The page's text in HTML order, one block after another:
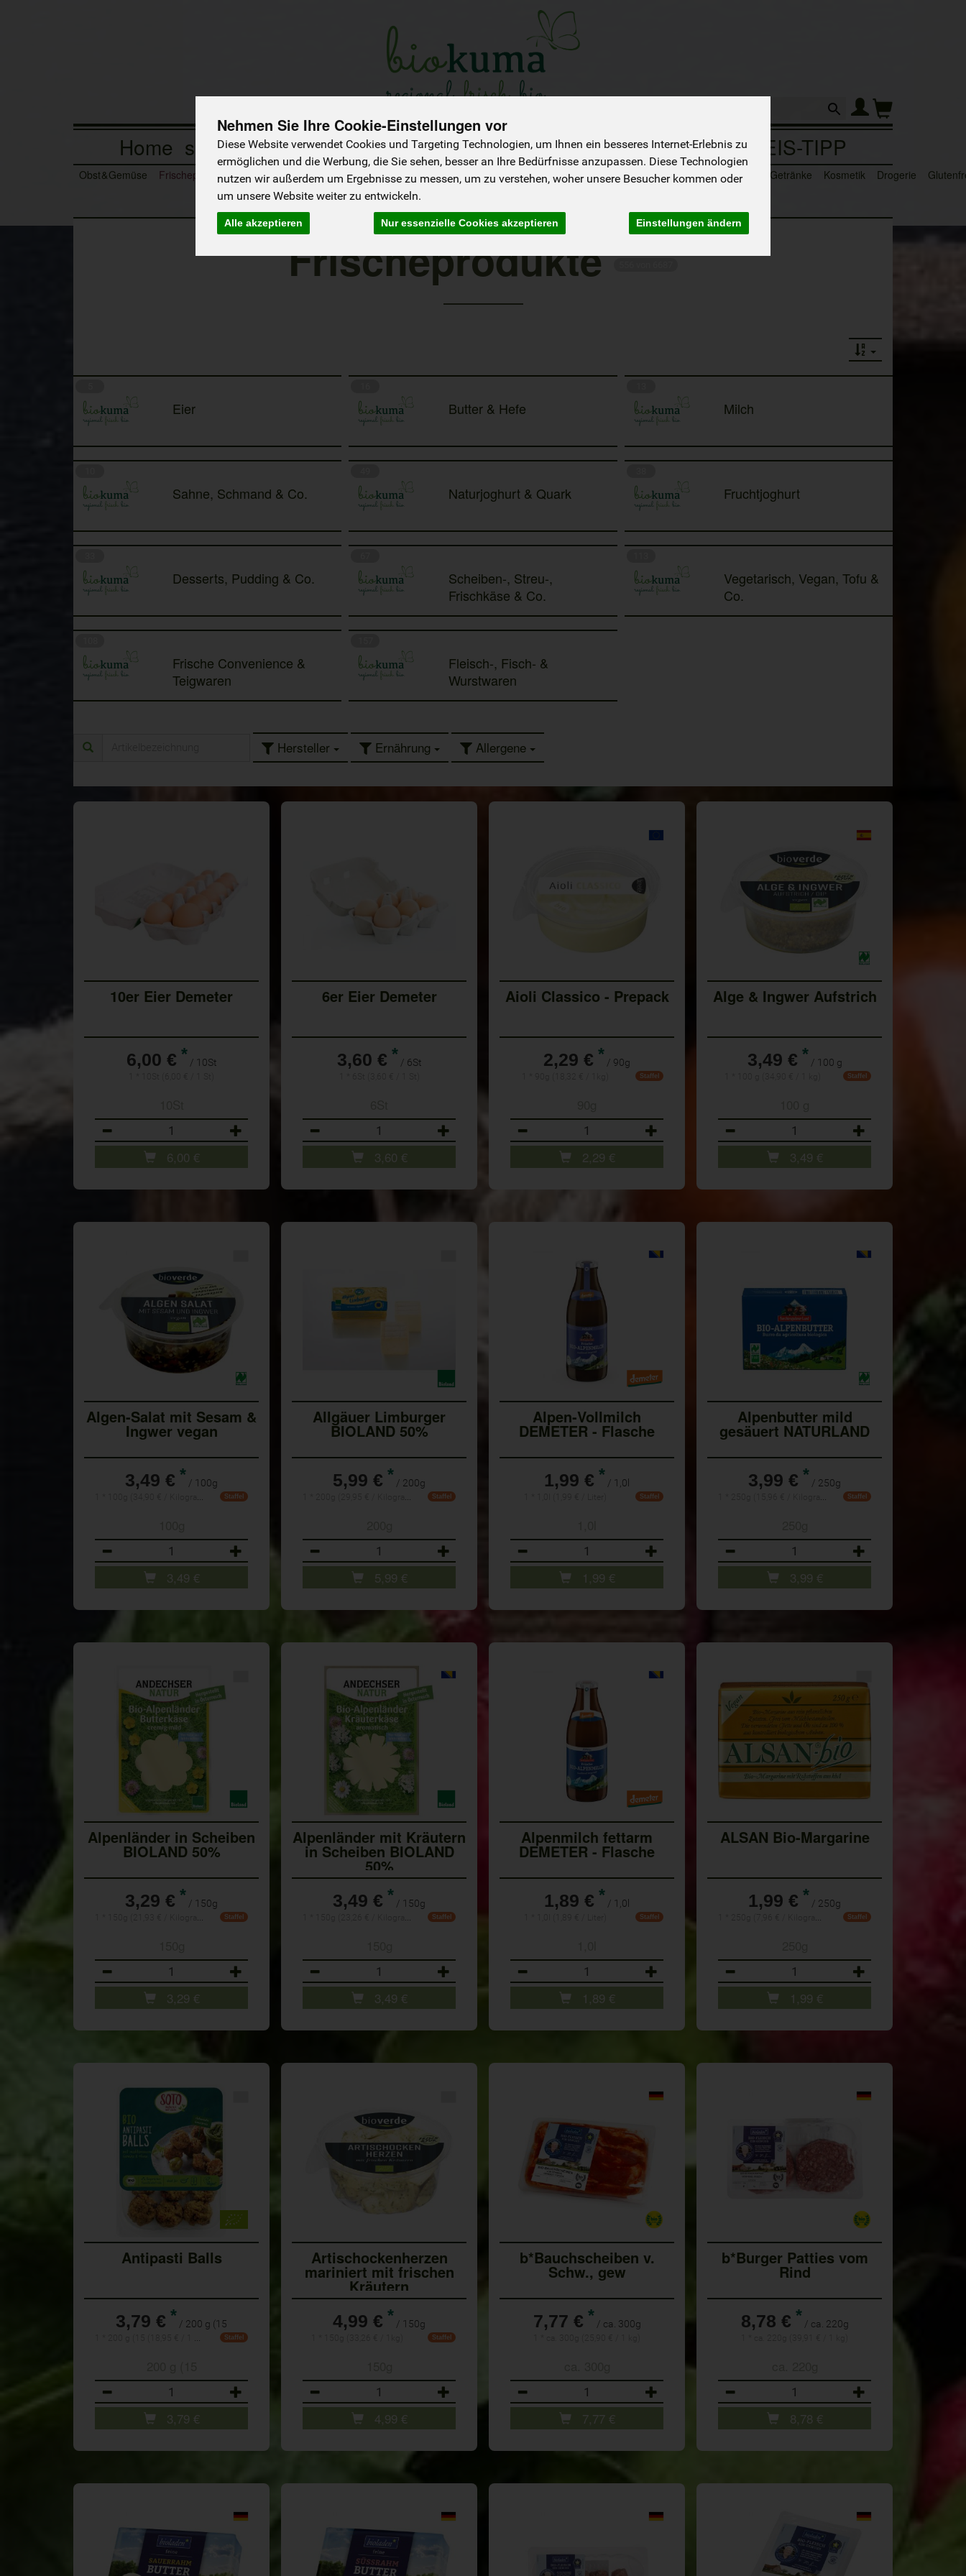
Nehmen Sie Ihre Cookie-Einstellungen vor
Diese Website verwendet Cookies und Targeting Technologien, um Ihnen ein besseres Internet-Erlebnis zu
ermöglichen und die Werbung, die Sie sehen, besser an Ihre Bedürfnisse anzupassen. Diese Technologien
nutzen wir außerdem um Ergebnisse zu messen, um zu verstehen, woher unsere Besucher kommen oder
um unsere Website weiter zu entwickeln.
Alle akzeptieren Nur essenzielle Cookies akzeptieren Einstellungen ändern
Obst & Gemüse Frischeprodukte Tiefkühlprodukte Käse Brot & Backwaren Frühstücksprodukte Koch- & Backzutaten Süße & Salzige Snacks Getränke Kosmetik Drogerie
Home so wird bestellt NEU Sommer-Saison Angebote Sortiment PREIS-TIPP
Frischeprodukte
Eier Butter & Hefe Milch
Sahne, Schmand & Co. Naturjoghurt & Quark Fruchtjoghurt
Desserts, Pudding & Co.
Scheiben-, Streu-,
Frischkäse & Co.
Vegetarisch, Vegan, Tofu &
Co.
Frische Convenience &
Teigwaren
Fleisch-, Fisch- &
Wurstwaren
Hersteller Ernährung Allergene
10er Eier Demeter
6,00 € * / 10St
6,00 €
6er Eier Demeter
3,60 € * / 6St
3,60 €
Aioli Classico - Prepack
2,29 € * / 90g
Staffel
2,29 €
Alge & Ingwer Aufstrich
3,49 € * / 100 g
Staffel
3,49 €
Algen-Salat mit Sesam &
Ingwer vegan
3,49 € * / 100g
1 * 100g (34,90 € / Kilogramm)
Staffel
3,49 €
Allgäuer Limburger
BIOLAND 50%
5,99 € * / 200g
1 * 200g (29,95 € / Kilogramm)
Staffel
5,99 €
Alpen-Vollmilch
DEMETER - Flasche
1,99 € * / 1,0l
Staffel
1,99 €
Alpenbutter mild
gesäuert NATURLAND
3,99 € * / 250g
1 * 250g (15,96 € / Kilogramm)
Staffel
3,99 €
Alpenländer in Scheiben
BIOLAND 50%
3,29 € * / 150g
1 * 150g (21,93 € / Kilogramm)
Staffel
3,29 €
Alpenländer mit Kräutern
in Scheiben BIOLAND
50%
3,49 € * / 150g
1 * 150g (23,26 € / Kilogramm)
Staffel
3,49 €
Alpenmilch fettarm
DEMETER - Flasche
1,89 € * / 1,0l
Staffel
1,89 €
ALSAN Bio-Margarine
1,99 € * / 250g
1 * 250g (7,96 € / Kilogramm)
Staffel
1,99 €
Antipasti Balls
3,79 € * / 200 g (15
1 * 200 g (15 (18,95 € / 1 kg)
Staffel
3,79 €
Artischockenherzen
mariniert mit frischen
Kräutern
4,99 € * / 150g
Staffel
4,99 €
b*Bauchscheiben v.
Schw., gew
7,77 € * / ca. 300g
7,77 €
b*Burger Patties vom
Rind
8,78 € * / ca. 220g
8,78 €